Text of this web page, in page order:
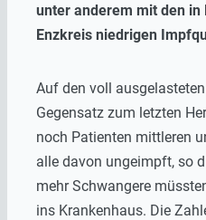
unter anderem mit den in
Enzkreis niedrigen
Auf den voll
Gegensatz zum letzten
noch Patienten mittleren
alle davon ungeimpft, so
mehr Schwangere
ins Krankenhaus. Die